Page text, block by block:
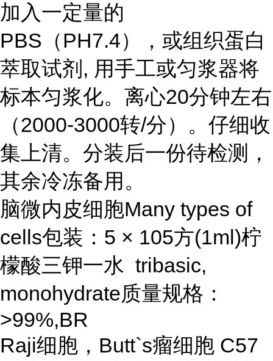
加入一定量的
PBS（PH7.4），或组织蛋白
萃取试剂, 用手工或匀浆器将
标本匀浆化。离心20分钟左右
（2000-3000转/分）。仔细收
集上清。分装后一份待检测，
其余冷冻备用。
脑微内皮细胞Many types of
cells包装：5 × 105方(1ml)柠
檬酸三钾一水 tribasic,
monohydrate质量规格：
>99%,BR
Raji细胞，Butt`s瘤细胞 C57